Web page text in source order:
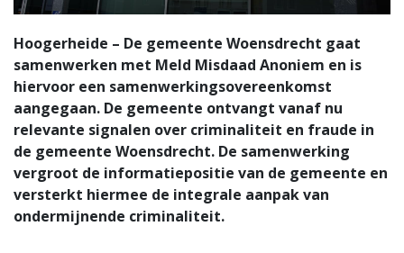
Hoogerheide – De gemeente Woensdrecht gaat
samenwerken met Meld Misdaad Anoniem en is
hiervoor een samenwerkingsovereenkomst
aangegaan. De gemeente ontvangt vanaf nu
relevante signalen over criminaliteit en fraude in
de gemeente Woensdrecht. De samenwerking
vergroot de informatiepositie van de gemeente en
versterkt hiermee de integrale aanpak van
ondermijnende criminaliteit.